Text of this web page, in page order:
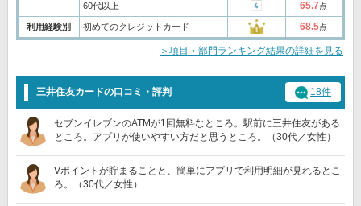
60代以上 65.7点
利用経験別 初めてのクレジットカード 68.5点
＞項目・部門ランキング結果の詳細を見る
三井住友カードの口コミ・評判 18件
セブンイレブンのATMが1回無料なところ。駅前に三井住友がある
ところ。アプリが使いやすい方だと思うところ。（30代／女性）
Vポイントが貯まることと、簡単にアプリで利用明細が見れるとこ
ろ。（30代／女性）